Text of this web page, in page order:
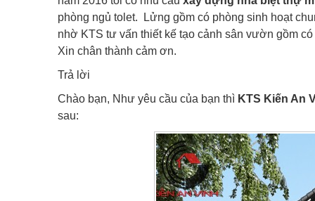
phòng ngủ tolet. Lửng gồm có phòng sinh hoạt
nhờ KTS tư vấn thiết kế tạo cảnh sân vườn gồm
Xin chân thành cảm ơn.
Trả lời
Chào bạn, Như yêu cầu của bạn thì KTS Kiến An
sau: